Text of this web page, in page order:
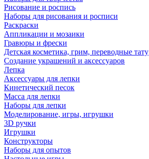
Рисование и роспись
Наборы для рисования и росписи
Раскраски
Аппликации и мозаики
Гравюры и фрески
Детская косметика, грим, переводные тату
Создание украшений и аксессуаров
Лепка
Аксессуары для лепки
Кинетический песок
Масса для лепки
Наборы для лепки
Моделирование, игры, игрушки
3D ручки
Игрушки
Конструкторы
Наборы для опытов